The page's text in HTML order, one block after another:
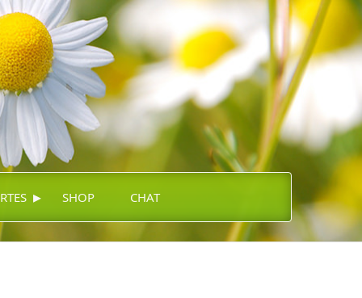
▸ SHOP CHAT